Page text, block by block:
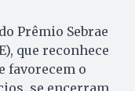
Prêmio Sebrae
que reconhece
favorecem o
se encerram